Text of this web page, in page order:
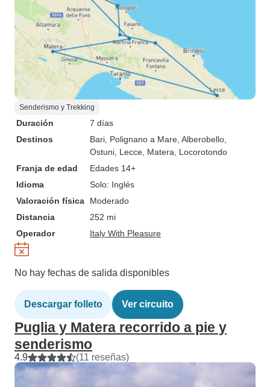
Senderismo y Trekking
Duración
7 días
Destinos
Bari , Polignano a Mare , Alberobello
Ostuni , Lecce , Matera , Locorotondo
Franja de edad
Edades 14+
Idioma
Solo: Inglés
Valoración física
Moderado
Distancia
252 mi
Operador
Italy With Pleasure
No hay fechas de salida disponibles
Descargar folleto Ver circuito
Puglia y Matera recorrido a pie y
senderismo
4.9 (11 reseñas)